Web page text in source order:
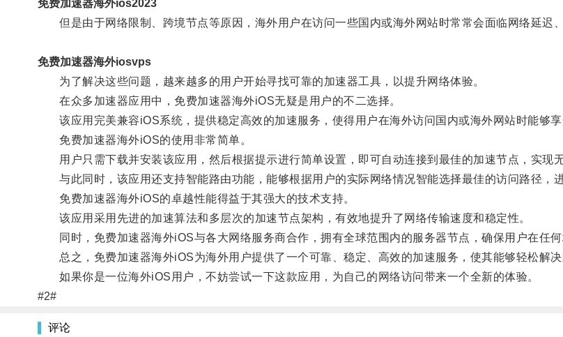
免费加速器海外ios2023
但是由于网络限制、跨境节点等原因，海外用户在访问一些国内或海外网站时常常会面临网络延迟、
免费加速器海外iosvps
为了解决这些问题，越来越多的用户开始寻找可靠的加速器工具，以提升网络体验。
在众多加速器应用中，免费加速器海外iOS无疑是用户的不二选择。
该应用完美兼容iOS系统，提供稳定高效的加速服务，使得用户在海外访问国内或海外网站时能够享
免费加速器海外iOS的使用非常简单。
用户只需下载并安装该应用，然后根据提示进行简单设置，即可自动连接到最佳的加速节点，实现无
与此同时，该应用还支持智能路由功能，能够根据用户的实际网络情况智能选择最佳的访问路径，进
免费加速器海外iOS的卓越性能得益于其强大的技术支持。
该应用采用先进的加速算法和多层次的加速节点架构，有效地提升了网络传输速度和稳定性。
同时，免费加速器海外iOS与各大网络服务商合作，拥有全球范围内的服务器节点，确保用户在任何
总之，免费加速器海外iOS为海外用户提供了一个可靠、稳定、高效的加速服务，使其能够轻松解决
如果你是一位海外iOS用户，不妨尝试一下这款应用，为自己的网络访问带来一个全新的体验。
#2#
评论